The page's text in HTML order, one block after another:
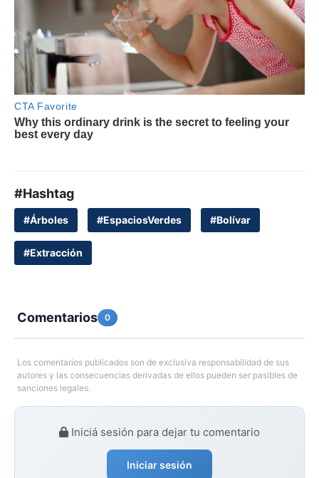
#Hashtag
#Árboles #EspaciosVerdes #Bolívar
#Extracción
Comentarios 0
Los comentarios publicados son de exclusiva responsabilidad de sus
autores y las consecuencias derivadas de ellos pueden ser pasibles de
sanciones legales.
Iniciá sesión para dejar tu comentario
Iniciar sesión